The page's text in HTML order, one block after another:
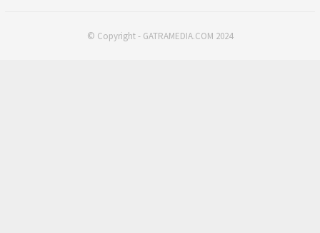
© Copyright - GATRAMEDIA.COM 2024